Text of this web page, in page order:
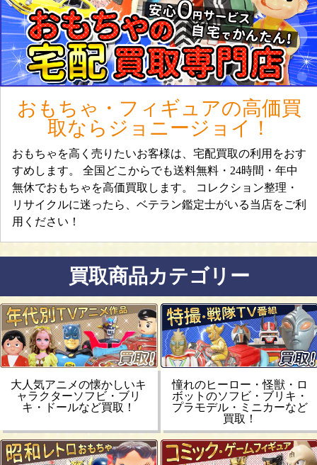
おもちゃ・フィギュアの高価買
取ならジョニージョイ！
おもちゃを高く売りたいお客様は、宅配買取の利用をおす
すめします。 全国どこからでも送料無料・24時間・年中
無休でおもちゃを高価買取します。 コレクション整理・
リサイクルに迷ったら、ベテラン鑑定士がいる当店をご利
用ください！
買取商品カテゴリー
大人気アニメの懐かしいキ
ャラクターソフビ・ブリ
キ・ドールなど買取！
憧れのヒーロー・怪獣・ロ
ボットのソフビ・ブリキ・
プラモデル・ミニカーなど
買取！